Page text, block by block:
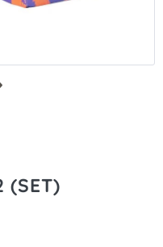
(SET)